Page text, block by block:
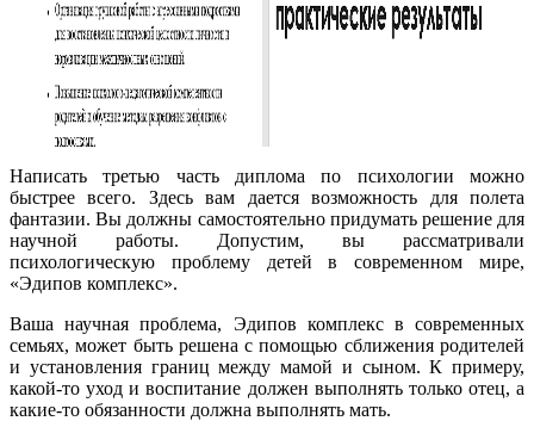
Написать третью часть диплома по психологии можно
быстрее всего. Здесь вам дается возможность для полета
фантазии. Вы должны самостоятельно придумать решение для
научной работы. Допустим, вы рассматривали
психологическую проблему детей в современном мире,
«Эдипов комплекс».
Ваша научная проблема, Эдипов комплекс в современных
семьях, может быть решена с помощью сближения родителей
и установления границ между мамой и сыном. К примеру,
какой-то уход и воспитание должен выполнять только отец, а
какие-то обязанности должна выполнять мать.